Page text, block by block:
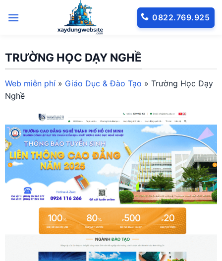
qua
0822.769.925
TRƯỜNG HỌC DẠY NGHỀ
Web miễn phí » Giáo Dục & Đào Tạo » Trường Học Dạy
Nghề